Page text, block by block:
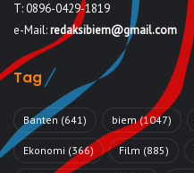
T: 0896-0429-1819
e-Mail:redaksibiem@gmail.com
Tag
Banten (641) biem(1047)
Ekonomi (366) Film (885)